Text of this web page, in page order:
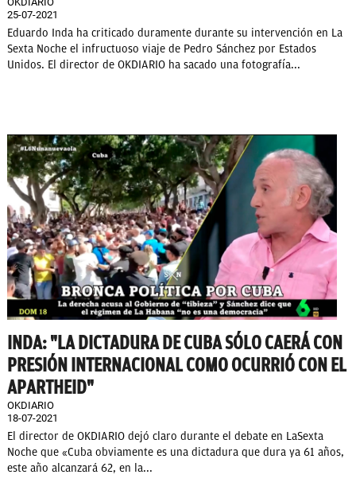
25-07-2021
Eduardo Inda ha criticado duramente durante su intervención en La
Sexta Noche el infructuoso viaje de Pedro Sánchez por Estados
Unidos. El director de OKDIARIO ha sacado una fotografía...
INDA: "LA DICTADURA DE CUBA SÓLO CAERÁ CON
PRESIÓN INTERNACIONAL COMO OCURRIÓ CON EL
APARTHEID"
OKDIARIO
18-07-2021
El director de OKDIARIO dejó claro durante el debate en LaSexta
Noche que «Cuba obviamente es una dictadura que dura ya 61 años,
este año alcanzará 62, en la...